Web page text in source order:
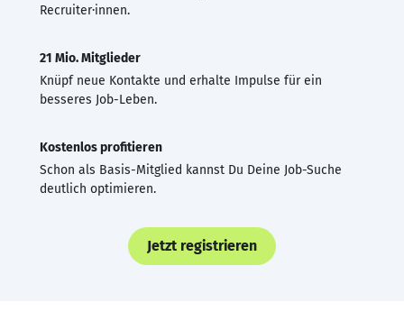
Recruiter·innen.
21 Mio. Mitglieder
Knüpf neue Kontakte und erhalte Impulse für ein
besseres Job-Leben.
Kostenlos profitieren
Schon als Basis-Mitglied kannst Du Deine Job-Suche
deutlich optimieren.
Jetzt registrieren